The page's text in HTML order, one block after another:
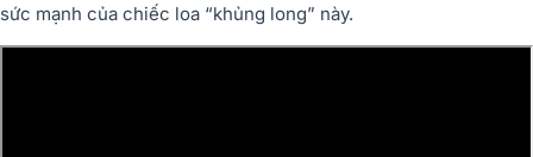
sức mạnh của chiếc loa “khủng long” này.